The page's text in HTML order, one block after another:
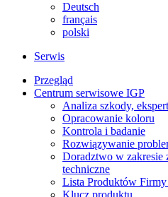
Deutsch
français
polski
Serwis
Przegląd
Centrum serwisowe IGP
Analiza szkody,
Opracowanie koloru
Kontrola i badanie
Rozwiązywanie
Doradztwo w zakresie
techniczne
Lista Produktów
Klucz produktu